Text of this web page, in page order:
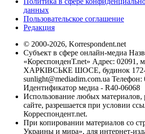
данных
Пользовательское соглашение
Редакция
© 2000-2026, Korrespondent.net
Субъект в сфере онлайн-медиа
«КореспонденТ.net» Адрес: 02091,
ХАРКІВСЬКЕ ШОСЕ, будинок 172-
sunlight@mediadim.com.ua Телефон:
Идентификатор медиа - R40-06068
Использование любых
сайте, разрешается при условии
Корреспондент.net.
При копировании материалов со
Украины и мира», для интернет-